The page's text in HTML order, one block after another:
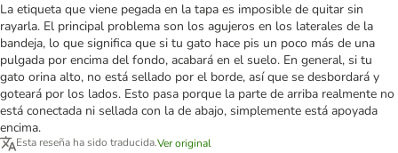
La etiqueta que viene pegada en la tapa es imposible de quitar sin
rayarla. El principal problema son los agujeros en los laterales de la
bandeja, lo que significa que si tu gato hace pis un poco más de una
pulgada por encima del fondo, acabará en el suelo. En general, si tu
gato orina alto, no está sellado por el borde, así que se desbordará y
goteará por los lados. Esto pasa porque la parte de arriba realmente no
está conectada ni sellada con la de abajo, simplemente está apoyada
encima.
Esta reseña ha sido traducida.Ver original